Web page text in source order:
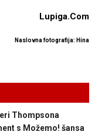
Lupiga.Com
Naslovna fotografija: Hina
Thompsona
s Možemo! šansa